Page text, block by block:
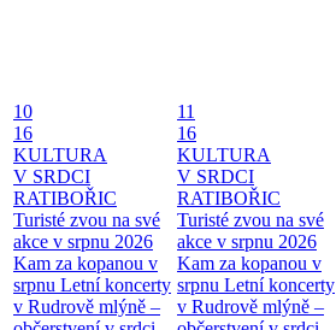
10
16
KULTURA
V SRDCI
RATIBOŘIC
Turisté zvou na své
akce v srpnu 2026
Kam za kopanou v
srpnu Letní koncerty
v Rudrově mlýně –
11
16
KULTURA
V SRDCI
RATIBOŘIC
Turisté zvou na své
akce v srpnu 2026
Kam za kopanou v
srpnu Letní koncerty
v Rudrově mlýně –